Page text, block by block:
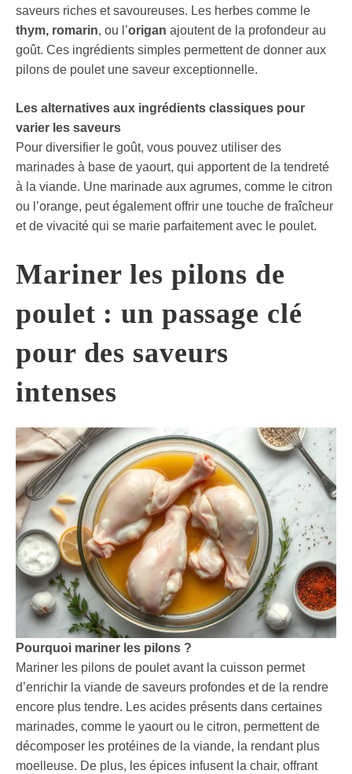
saveurs riches et savoureuses. Les herbes comme le
thym, romarin, ou l’origan ajoutent de la profondeur au
goût. Ces ingrédients simples permettent de donner aux
pilons de poulet une saveur exceptionnelle.
Les alternatives aux ingrédients classiques pour
varier les saveurs
Pour diversifier le goût, vous pouvez utiliser des
marinades à base de yaourt, qui apportent de la tendreté
à la viande. Une marinade aux agrumes, comme le citron
ou l’orange, peut également offrir une touche de fraîcheur
et de vivacité qui se marie parfaitement avec le poulet.
Mariner les pilons de
poulet : un passage clé
pour des saveurs
intenses
Pourquoi mariner les pilons ?
Mariner les pilons de poulet avant la cuisson permet
d’enrichir la viande de saveurs profondes et de la rendre
encore plus tendre. Les acides présents dans certaines
marinades, comme le yaourt ou le citron, permettent de
décomposer les protéines de la viande, la rendant plus
moelleuse. De plus, les épices infusent la chair, offrant